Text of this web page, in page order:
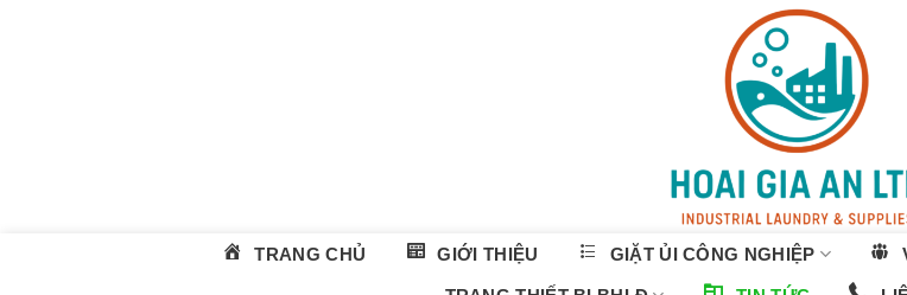
TRANG CHỦ GIỚI THIỆU GIẶT ỦI CÔNG NGHIỆP